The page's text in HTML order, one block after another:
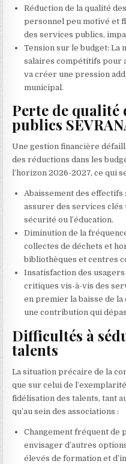
Réduction de la qualité
personnel peu motivé et
des services publics,
Tension sur le budget: La
salaires compétitifs pour
va créer une pression
municipal.
Perte de qualité
publics
Une gestion financière
des réductions dans les
l’horizon 2026-2027, ce qui
Abaissement des
assurer des services
sécurité ou l’éducation.
Diminution de la
collectes de déchets et
bibliothèques et centres
Insatisfaction des usagers
critiques vis-à-vis des
en premier la baisse de
une contribution qui
Difficultés à
talents
La situation précaire de la
que sur celui de
fidélisation des talents, tant
qu’au sein des associations :
Changement fréquent de
envisager d’autres
élevés de formation et